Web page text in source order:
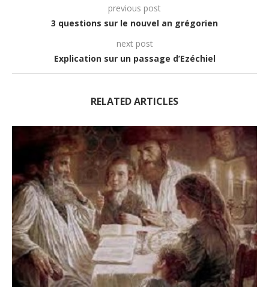
previous post
3 questions sur le nouvel an grégorien
next post
Explication sur un passage d’Ezéchiel
RELATED ARTICLES